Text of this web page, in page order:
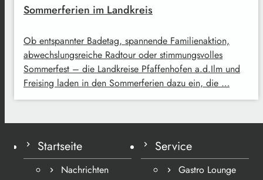
Sommerferien im Landkreis
Ob entspannter Badetag, spannende Familienaktion,
abwechslungsreiche Radtour oder stimmungsvolles
Sommerfest – die Landkreise Pfaffenhofen a.d.Ilm und
Freising laden in den Sommerferien dazu ein, die …
Startseite
Nachrichten
Service
Gastro Lounge